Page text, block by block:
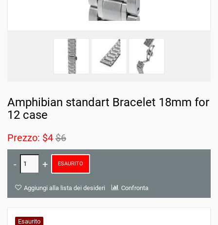
Amphibian standart Bracelet 18mm for
12 case
Prezzo: $4 $6
ESAURITO
Aggiungi alla lista dei desideri Confronta
Esaurito